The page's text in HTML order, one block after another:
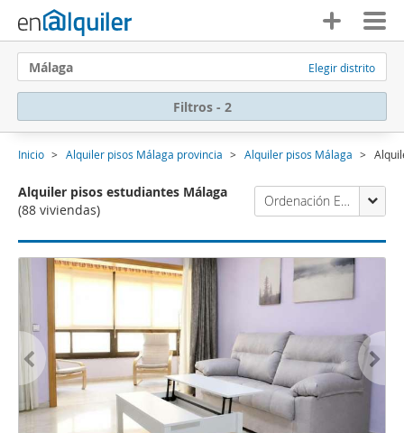
Málaga Elegir distrito
Filtros - 2
Inicio Alquiler pisos Málaga provincia Alquiler pisos Málaga
Alquiler pisos estudiantes Málaga
(88 viviendas)
Ordenación Enalquiler